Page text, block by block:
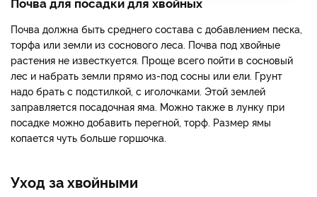
Почва должна быть среднего состава с добавлением песка,
торфа или земли из соснового леса. Почва под хвойные
растения не известкуется. Проще всего пойти в сосновый
лес и набрать земли прямо из-под сосны или ели. Грунт
надо брать с подстилкой, с иголочками. Этой землей
заправляется посадочная яма. Можно также в лунку при
посадке можно добавить перегной, торф. Размер ямы
копается чуть больше горшочка.
Уход за хвойными